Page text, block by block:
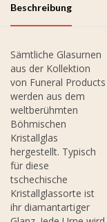
Beschreibung
Sämtliche Glasurnen
aus der Kollektion
von Funeral Products
werden aus dem
weltberühmten
Böhmischen
Kristallglas
hergestellt. Typisch
für diese
tschechische
Kristallglassorte ist
ihr diamantartiger